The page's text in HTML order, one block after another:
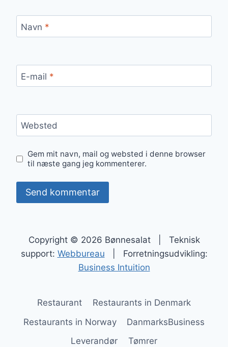
Navn *
E-mail *
Websted
Gem mit navn, mail og websted i denne browser
til næste gang jeg kommenterer.
Copyright © 2026 Bønnesalat | Teknisk
support: Webbureau | Forretningsudvikling:
Business Intuition
Restaurant
Restaurants in Denmark
Restaurants in Norway
DanmarksBusiness
Leverandør
Tømrer